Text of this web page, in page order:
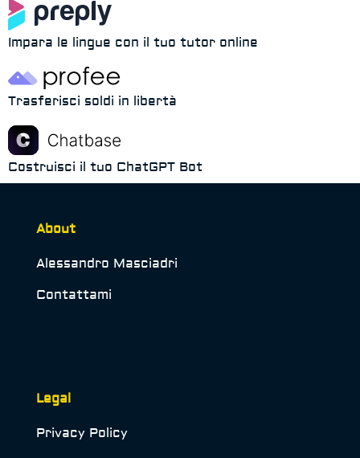
Impara le lingue con il tuo tutor online
Trasferisci soldi in libertà
Costruisci il tuo ChatGPT Bot
About
Alessandro Masciadri
Contattami
Legal
Privacy Policy